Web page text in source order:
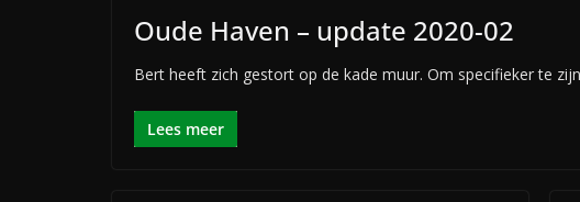
Oude Haven – update 2020-02
Bert heeft zich gestort op de kade muur. Om specifieker te
Lees meer